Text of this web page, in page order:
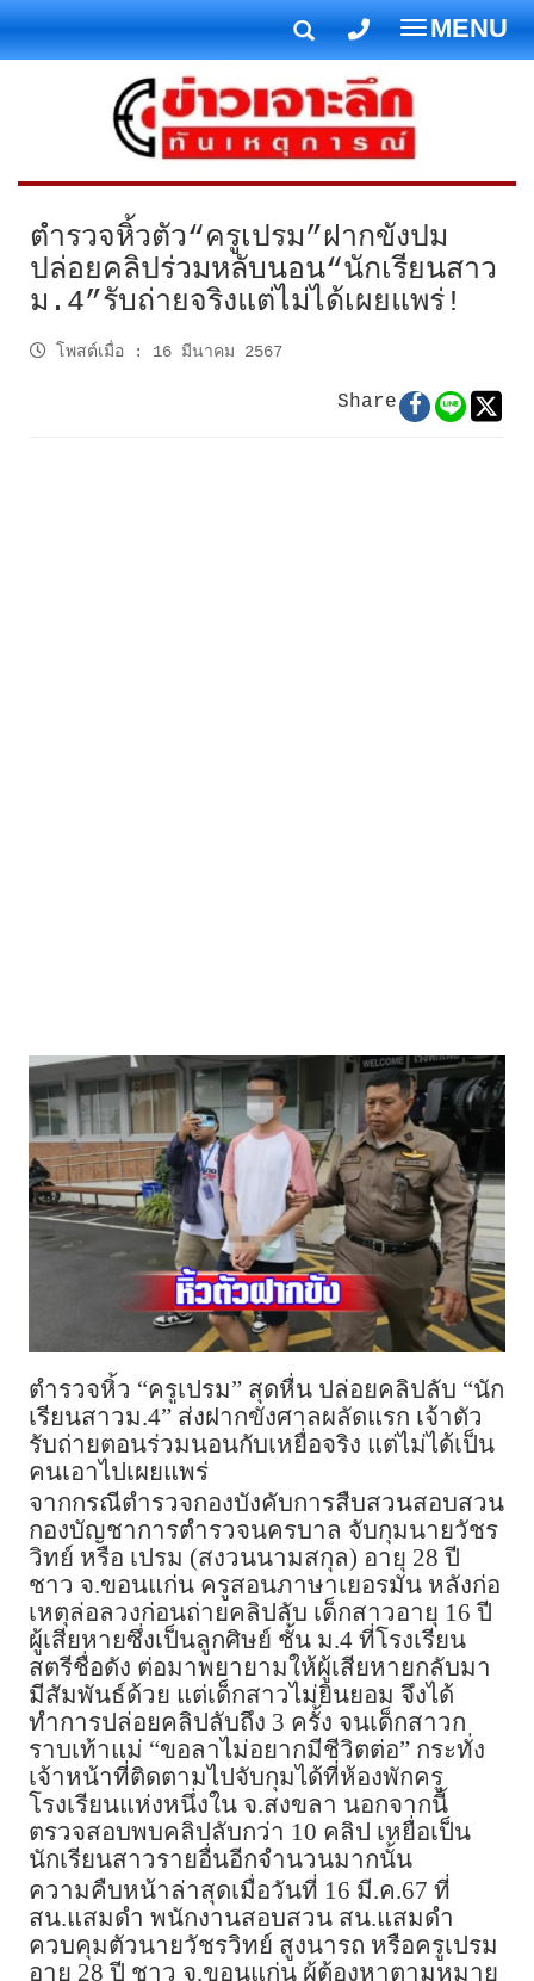
T
o
g
g
l
e
n
a
v
i
t
MENU
ตำรวจหิ้วตัว“ครูเปรม”ฝากขังปม
ปล่อยคลิปร่วมหลับนอน“นักเรียนสาว
ม.4”รับถ่ายจริงแต่ไม่ได้เผยแพร่!
โพสต์เมื่อ : 16 มีนาคม 2567
Share
ตำรวจหิ้ว “ครูเปรม” สุดหื่น ปล่อยคลิปลับ “นัก
เรียนสาวม.4” ส่งฝากขังศาลผลัดแรก เจ้าตัว
รับถ่ายตอนร่วมนอนกับเหยื่อจริง แต่ไม่ได้เป็น
คนเอาไปเผยแพร่
จากกรณีตำรวจกองบังคับการสืบสวนสอบสวน
กองบัญชาการตำรวจนครบาล จับกุมนายวัชร
วิทย์ หรือ เปรม (สงวนนามสกุล) อายุ 28 ปี
ชาว จ.ขอนแก่น ครูสอนภาษาเยอรมัน หลังก่อ
เหตุล่อลวงก่อนถ่ายคลิปลับ เด็กสาวอายุ 16 ปี
ผู้เสียหายซึ่งเป็นลูกศิษย์ ชั้น ม.4 ที่โรงเรียน
สตรีชื่อดัง ต่อมาพยายามให้ผู้เสียหายกลับมา
มีสัมพันธ์ด้วย แต่เด็กสาวไม่ยินยอม จึงได้
ทำการปล่อยคลิปลับถึง 3 ครั้ง จนเด็กสาวก
ราบเท้าแม่ “ขอลาไม่อยากมีชีวิตต่อ” กระทั่ง
เจ้าหน้าที่ติดตามไปจับกุมได้ที่ห้องพักครู
โรงเรียนแห่งหนึ่งใน จ.สงขลา นอกจากนี้
ตรวจสอบพบคลิปลับกว่า 10 คลิป เหยื่อเป็น
นักเรียนสาวรายอื่นอีกจำนวนมากนั้น
ความคืบหน้าล่าสุดเมื่อวันที่ 16 มี.ค.67 ที่
สน.แสมดำ พนักงานสอบสวน สน.แสมดำ
ควบคุมตัวนายวัชรวิทย์ สูงนารถ หรือครูเปรม
อายุ 28 ปี ชาว จ.ขอนแก่น ผู้ต้องหาตามหมาย